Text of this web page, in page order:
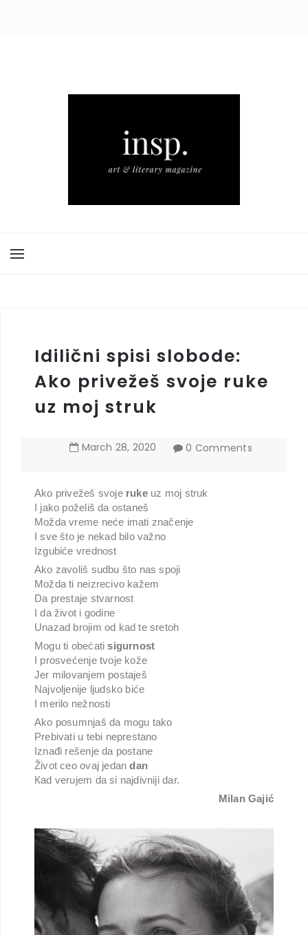
Idilični spisi slobode:
Ako privežeš svoje ruke
uz moj struk
March 28, 2020 0 Comments
Ako privežeš svoje rukeuz moj struk
I jako poželiš da ostaneš
Možda vreme neće imati značenje
I sve što je nekad bilo važno
Izgubiće vrednost
Ako zavoliš sudbu što nas spoji
Možda ti neizrecivo kažem
Da prestaje stvarnost
I da život i godine
Unazad brojim od kad te sretoh
Mogu ti obećatisigurnost
I prosvećenje tvoje kože
Jer milovanjem postaješ
Najvoljenije ljudsko biće
I merilo nežnosti
Ako posumnjaš da mogu tako
Prebivati u tebi neprestano
Iznađi rešenje da postane
Život ceo ovaj jedandan
Кad verujem da si najdivniji dar.
Milan Gajić